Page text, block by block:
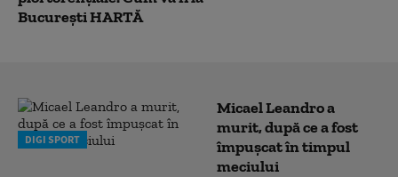
București HARTĂ
DIGI SPORT
Micael Leandro a
murit, după ce a fost
împușcat în timpul
meciului